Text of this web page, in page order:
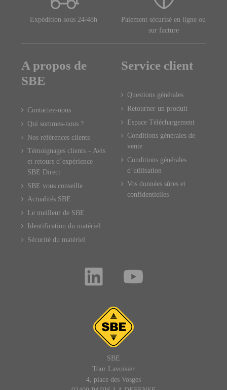
Expédition sous 24/48h
Paiement sécurisé en ligne ou
sur facture
A propos de
SBE
Contactez-nous
Qui sommes-nous ?
Nos références clients
Témoignages clients – Avis
et retours d’expérience
SBE Direct
SBE vous conseille
Actualités SBE
Le meilleur de SBE
Identification du matériel
Sécurité du matériel
Service client
Questions générales
Retourner un produit
Espace Téléchargement
Conditions générales de
vente
Conditions générales
d’utilisation
Vos données sûres et
confidentielles
SBE
Tour Lavoisier
4, place des Vosges